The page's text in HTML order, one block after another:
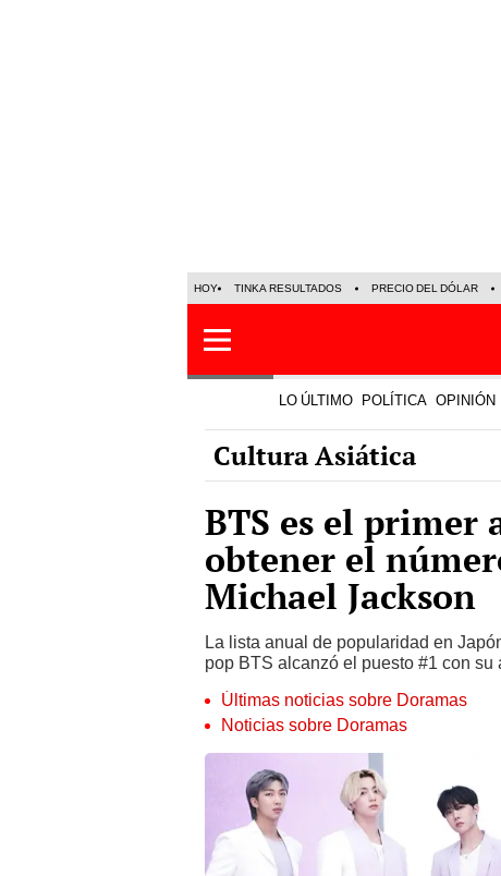
HOY TINKA RESULTADOS PRECIO DEL DÓLAR
LO ÚLTIMO POLÍTICA OPINIÓN
Cultura Asiática
BTS es el
obtener el
Michael Jackson
La lista anual de popularidad en
pop BTS alcanzó el puesto #1 con
Últimas noticias sobre Doramas
Noticias sobre Doramas